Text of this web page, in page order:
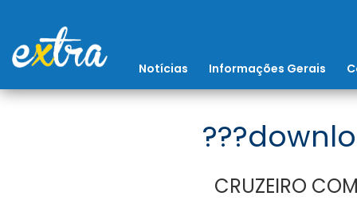
Notícias Informações Gerais
CRUZEIRO